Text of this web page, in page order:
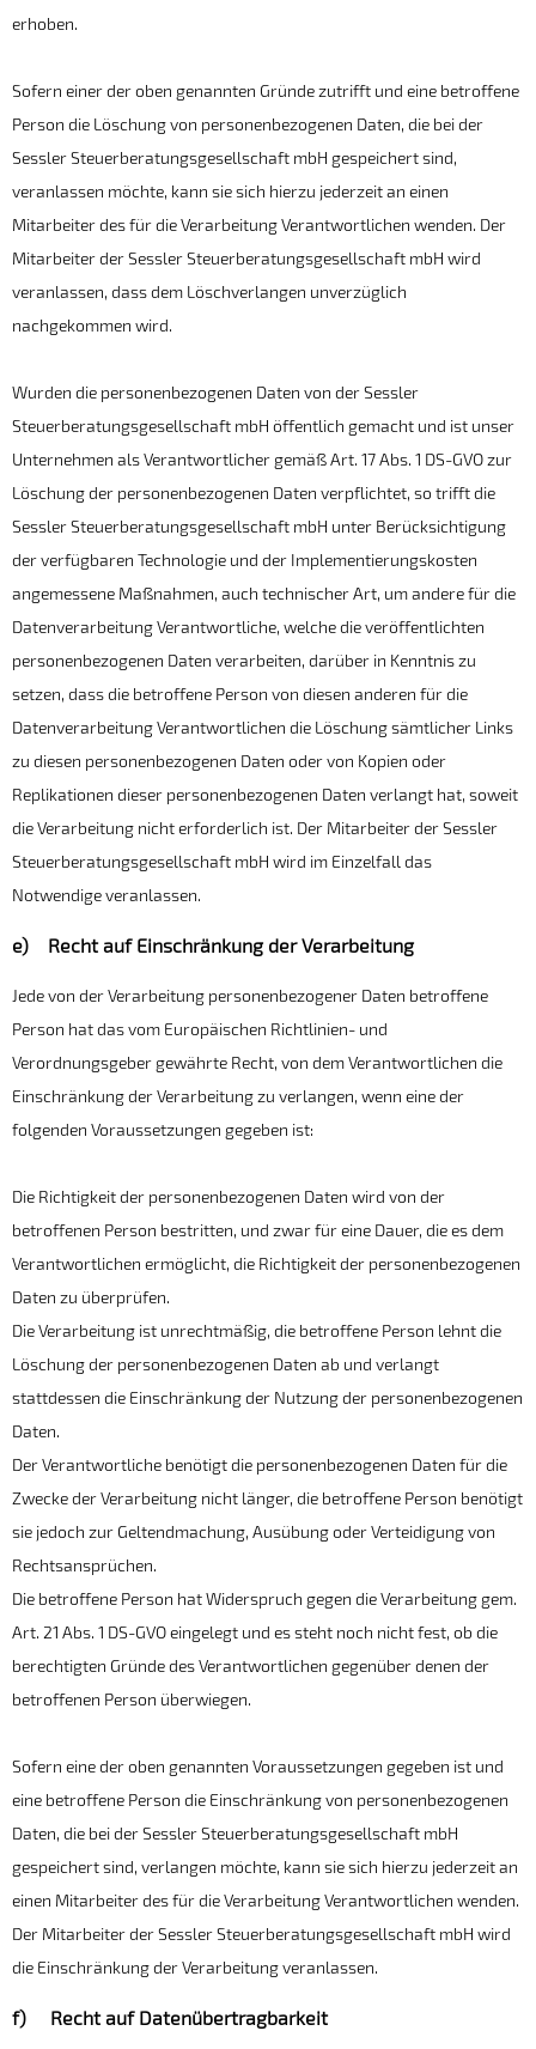
erhoben.
Sofern einer der oben genannten Gründe zutrifft und eine betroffene
Person die Löschung von personenbezogenen Daten, die bei der
Sessler Steuerberatungsgesellschaft mbH gespeichert sind,
veranlassen möchte, kann sie sich hierzu jederzeit an einen
Mitarbeiter des für die Verarbeitung Verantwortlichen wenden. Der
Mitarbeiter der Sessler Steuerberatungsgesellschaft mbH wird
veranlassen, dass dem Löschverlangen unverzüglich
nachgekommen wird.
Wurden die personenbezogenen Daten von der Sessler
Steuerberatungsgesellschaft mbH öffentlich gemacht und ist unser
Unternehmen als Verantwortlicher gemäß Art. 17 Abs. 1 DS-GVO zur
Löschung der personenbezogenen Daten verpflichtet, so trifft die
Sessler Steuerberatungsgesellschaft mbH unter Berücksichtigung
der verfügbaren Technologie und der Implementierungskosten
angemessene Maßnahmen, auch technischer Art, um andere für die
Datenverarbeitung Verantwortliche, welche die veröffentlichten
personenbezogenen Daten verarbeiten, darüber in Kenntnis zu
setzen, dass die betroffene Person von diesen anderen für die
Datenverarbeitung Verantwortlichen die Löschung sämtlicher Links
zu diesen personenbezogenen Daten oder von Kopien oder
Replikationen dieser personenbezogenen Daten verlangt hat, soweit
die Verarbeitung nicht erforderlich ist. Der Mitarbeiter der Sessler
Steuerberatungsgesellschaft mbH wird im Einzelfall das
Notwendige veranlassen.
e) Recht auf Einschränkung der Verarbeitung
Jede von der Verarbeitung personenbezogener Daten betroffene
Person hat das vom Europäischen Richtlinien- und
Verordnungsgeber gewährte Recht, von dem Verantwortlichen die
Einschränkung der Verarbeitung zu verlangen, wenn eine der
folgenden Voraussetzungen gegeben ist:
Die Richtigkeit der personenbezogenen Daten wird von der
betroffenen Person bestritten, und zwar für eine Dauer, die es dem
Verantwortlichen ermöglicht, die Richtigkeit der personenbezogenen
Daten zu überprüfen.
Die Verarbeitung ist unrechtmäßig, die betroffene Person lehnt die
Löschung der personenbezogenen Daten ab und verlangt
stattdessen die Einschränkung der Nutzung der personenbezogenen
Daten.
Der Verantwortliche benötigt die personenbezogenen Daten für die
Zwecke der Verarbeitung nicht länger, die betroffene Person benötigt
sie jedoch zur Geltendmachung, Ausübung oder Verteidigung von
Rechtsansprüchen.
Die betroffene Person hat Widerspruch gegen die Verarbeitung gem.
Art. 21 Abs. 1 DS-GVO eingelegt und es steht noch nicht fest, ob die
berechtigten Gründe des Verantwortlichen gegenüber denen der
betroffenen Person überwiegen.
Sofern eine der oben genannten Voraussetzungen gegeben ist und
eine betroffene Person die Einschränkung von personenbezogenen
Daten, die bei der Sessler Steuerberatungsgesellschaft mbH
gespeichert sind, verlangen möchte, kann sie sich hierzu jederzeit an
einen Mitarbeiter des für die Verarbeitung Verantwortlichen wenden.
Der Mitarbeiter der Sessler Steuerberatungsgesellschaft mbH wird
die Einschränkung der Verarbeitung veranlassen.
f) Recht auf Datenübertragbarkeit